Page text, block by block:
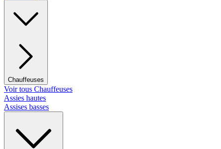
Chauffeuses
Voir tous Chauffeuses
Assies hautes
Assises basses